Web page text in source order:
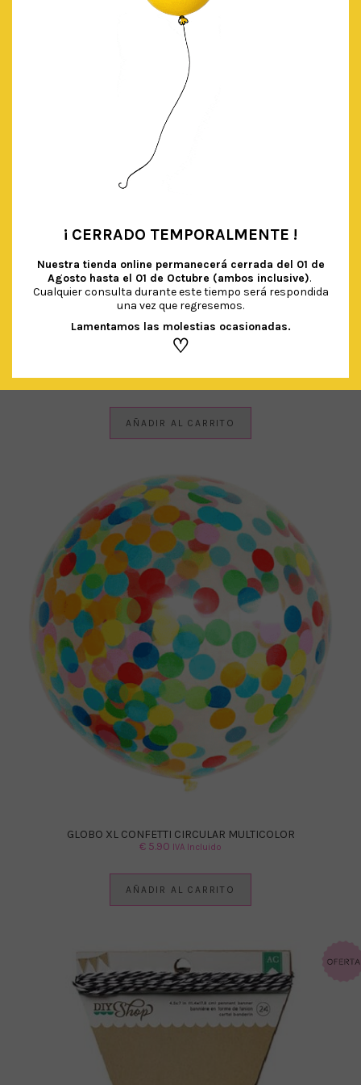
€4.50 IVA Incluido
AÑADIR AL CARRITO
GLOBO XL CONFETTI CIRCULAR MULTICOLOR
€ 5.90 IVA Incluido
AÑADIR AL CARRITO
¡ CERRADO TEMPORALMENTE !
Nuestra tienda online permanecerá cerrada del 01 de
Agosto hasta el 01 de Octubre (ambos inclusive).
Cualquier consulta durante este tiempo será respondida
una vez que regresemos.
Lamentamos las molestias ocasionadas.
♡